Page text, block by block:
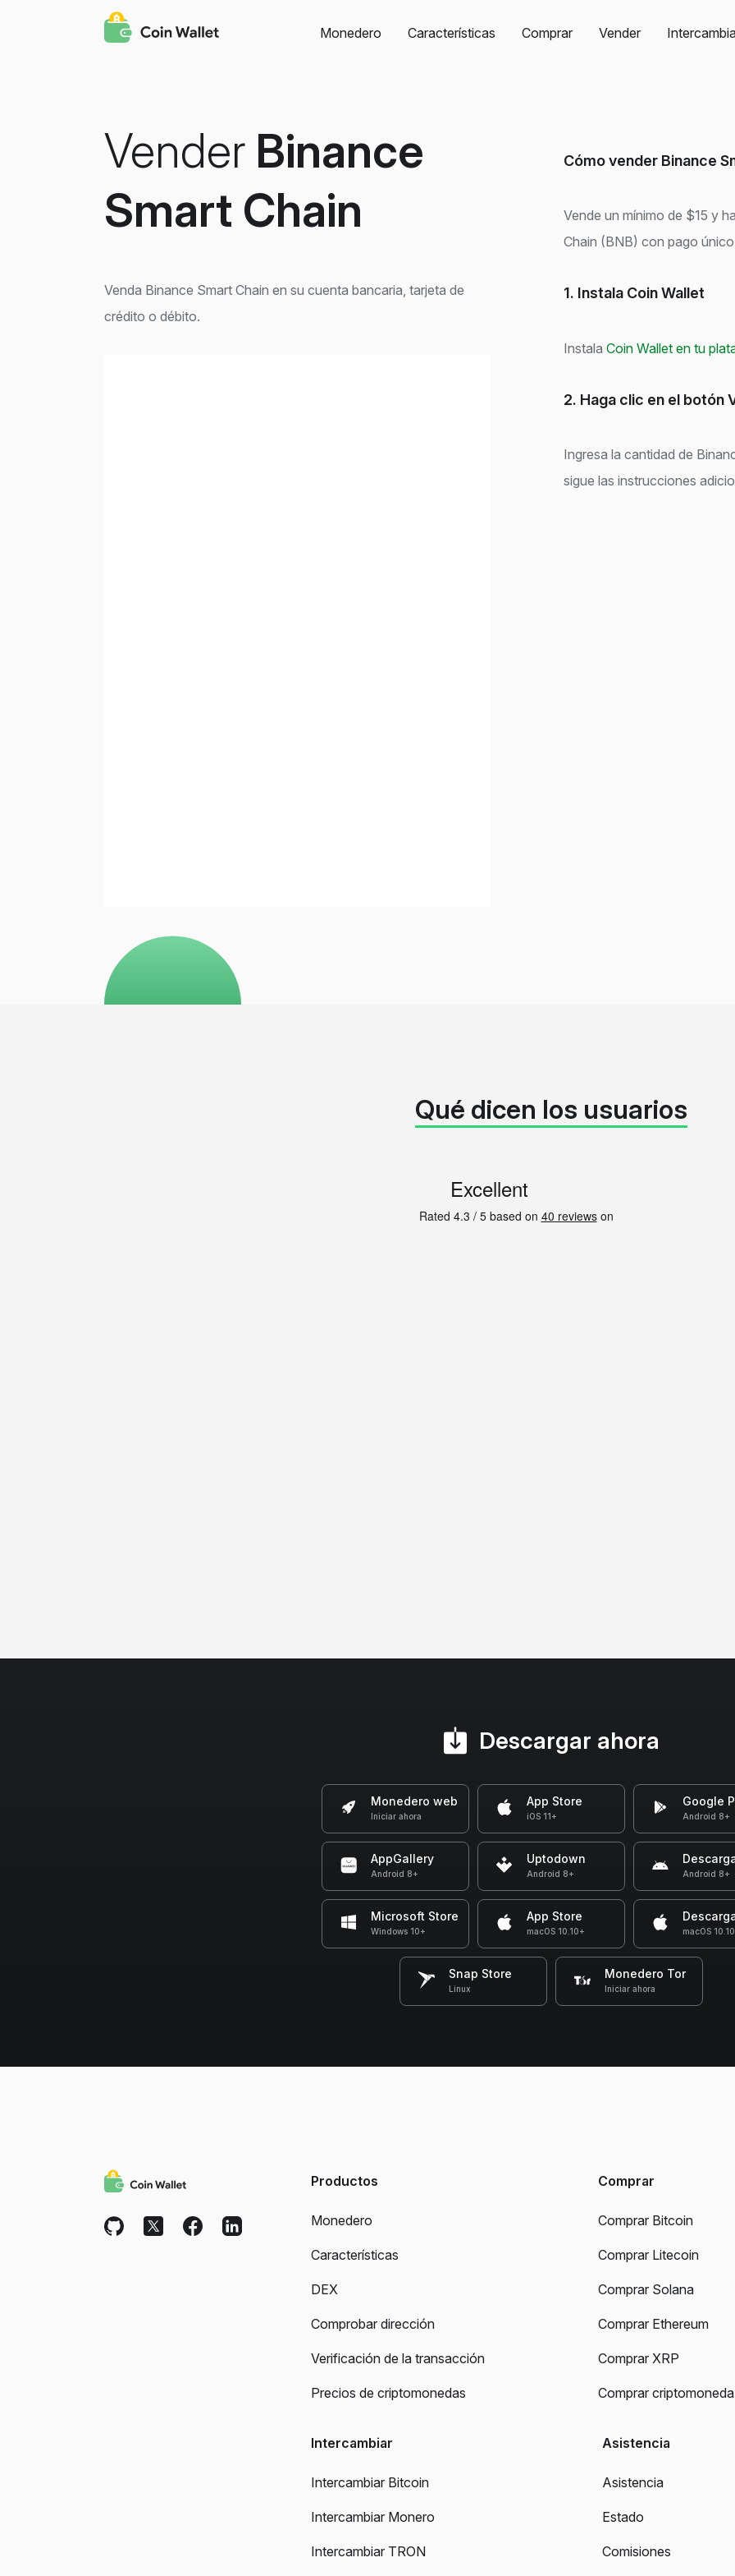
Monedero Características Comprar Vender
Vender Binance
Smart Chain
Venda Binance Smart Chain en su cuenta bancaria, tarjeta de
crédito o débito.
Cómo vender Binance
Vende un mínimo de $15 y
Chain (BNB) con pago
1. Instala Coin Wallet
Instala Coin Wallet en tu
2. Haga clic en el botón
Ingresa la cantidad de
sigue las instrucciones
Qué dicen los usuarios
Descargar ahora
Monedero web
Iniciar ahora
App Store
iOS 11+
Google
Android 8+
AppGallery
Android 8+
Uptodown
Android 8+ Android 8+
Microsoft Store
Windows 10+
App Store
macOS 10.10+ macOS
Snap Store
Linux
Monedero Tor
Iniciar ahora
Productos
Monedero
Características
DEX
Comprobar dirección
Verificación de la transacción
Precios de criptomonedas
Comprar
Comprar Bitcoin
Comprar Litecoin
Comprar Solana
Comprar Ethereum
Comprar XRP
Comprar criptomoneda
Intercambiar
Intercambiar Bitcoin
Intercambiar Monero
Intercambiar TRON
Asistencia
Asistencia
Estado
Comisiones